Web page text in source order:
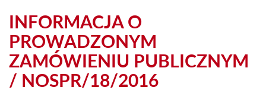
INFORMACJA O
PROWADZONYM
ZAMÓWIENIU PUBLICZNYM
/ NOSPR/18/2016